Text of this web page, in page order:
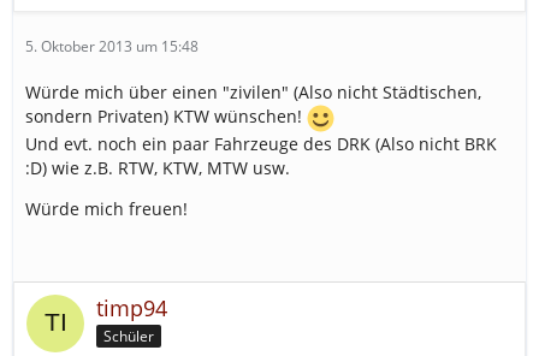
5. Oktober 2013 um 15:48
Würde mich über einen "zivilen" (Also nicht Städtischen,
sondern Privaten) KTW wünschen!
Und evt. noch ein paar Fahrzeuge des DRK (Also nicht BRK
:D) wie z.B. RTW, KTW, MTW usw.
Würde mich freuen!
timp94
Schüler